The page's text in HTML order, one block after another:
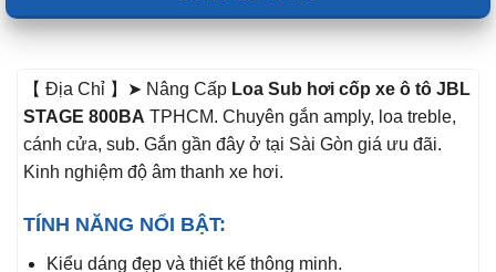
【 Địa Chỉ 】➤ Nâng Cấp Loa Sub hơi cốp xe ô tô JBL
STAGE 800BA TPHCM. Chuyên gắn amply, loa treble,
cánh cửa, sub. Gắn gần đây ở tại Sài Gòn giá ưu đãi.
Kinh nghiệm độ âm thanh xe hơi.
TÍNH NĂNG NỔI BẬT:
Kiểu dáng đẹp và thiết kế thông minh.